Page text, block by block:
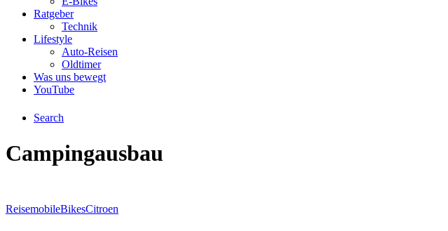
Ratgeber
Technik
Lifestyle
Auto-Reisen
Oldtimer
Was uns bewegt
YouTube
Search
Campingausbau
ReisemobileBikesCitroen